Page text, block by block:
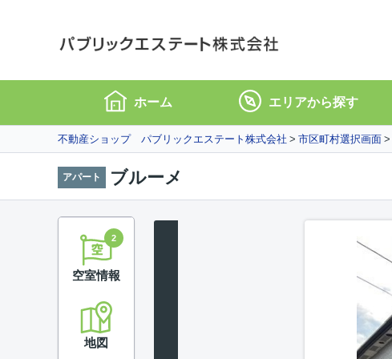
ホーム エリアから探す
不動産ショップ パブリックエステート株式会社 市区町村選択画面
アパート ブルーメ
空室情報
2
地図